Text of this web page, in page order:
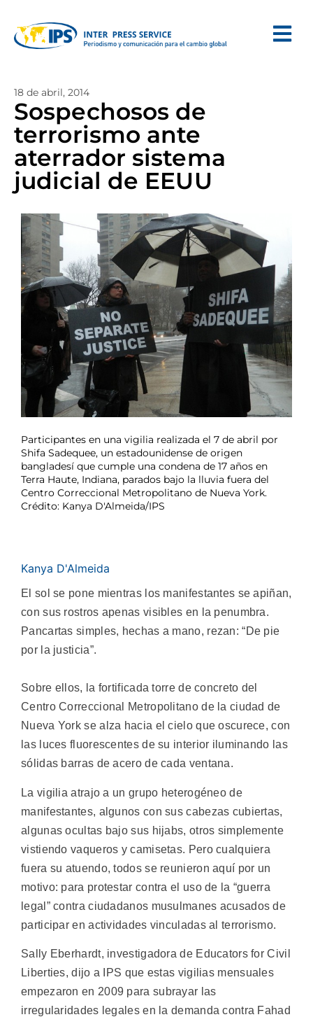
18 de abril, 2014
Sospechosos de
terrorismo ante
aterrador sistema
judicial de EEUU
Participantes en una vigilia realizada el 7 de abril por
Shifa Sadequee, un estadounidense de origen
bangladesí que cumple una condena de 17 años en
Terra Haute, Indiana, parados bajo la lluvia fuera del
Centro Correccional Metropolitano de Nueva York.
Crédito: Kanya D'Almeida/IPS
Kanya D'Almeida
El sol se pone mientras los manifestantes se apiñan,
con sus rostros apenas visibles en la penumbra.
Pancartas simples, hechas a mano, rezan: “De pie
por la justicia”.
Sobre ellos, la fortificada torre de concreto del
Centro Correccional Metropolitano de la ciudad de
Nueva York se alza hacia el cielo que oscurece, con
las luces fluorescentes de su interior iluminando las
sólidas barras de acero de cada ventana.
La vigilia atrajo a un grupo heterogéneo de
manifestantes, algunos con sus cabezas cubiertas,
algunas ocultas bajo sus hijabs, otros simplemente
vistiendo vaqueros y camisetas. Pero cualquiera
fuera su atuendo, todos se reunieron aquí por un
motivo: para protestar contra el uso de la “guerra
legal” contra ciudadanos musulmanes acusados de
participar en actividades vinculadas al terrorismo.
Sally Eberhardt, investigadora de Educators for Civil
Liberties, dijo a IPS que estas vigilias mensuales
empezaron en 2009 para subrayar las
irregularidades legales en la demanda contra Fahad